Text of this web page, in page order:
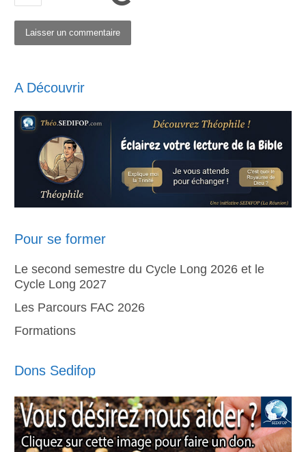
A Découvrir
Pour se former
Le second semestre du Cycle Long 2026 et le
Cycle Long 2027
Les Parcours FAC 2026
Formations
Dons Sedifop